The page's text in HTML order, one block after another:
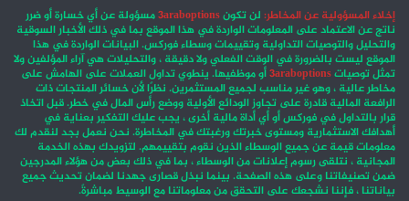
إخلاء المسؤولية عن المخاطر: لن تكون3araboptionsمسؤولة عن أي خسارة أو ضرر
ناتج عن الاعتماد على المعلومات الواردة في هذا الموقع بما في ذلك الأخبار السوقية
والتحليل والتوصيات التداولية وتقييمات وسطاء فوركس. البيانات الواردة في هذا
الموقع ليست بالضرورة في الوقت الفعلي ولا دقيقة ، والتحليلات هي آراء المؤلفين ولا
تمثل توصيات3araboptionsأو موظفيها. ينطوي تداول العملات على الهامش على
مخاطر عالية ، وهو غير مناسب لجميع المستثمرين. نظرًا لأن خسائر المنتجات ذات
الرافعة المالية قادرة على تجاوز الودائع الأولية ووضع رأس المال في خطر. قبل اتخاذ
قرار بالتداول في فوركس أو أي أداة مالية أخرى ، يجب عليك التفكير بعناية في
أهدافك الاستثمارية ومستوى خبرتك ورغبتك في المخاطرة. نحن نعمل بجد لنقدم لك
معلومات قيمة عن جميع الوسطاء الذين نقوم بتقييمهم. لتزويدك بهذه الخدمة
المجانية ، نتلقى رسوم إعلانات من الوسطاء ، بما في ذلك بعض من هؤلاء المدرجين
ضمن تصنيفاتنا وعلى هذه الصفحة. بينما نبذل قصارى جهدنا لضمان تحديث جميع
بياناتنا ، فإننا نشجعك على التحقق من معلوماتنا مع الوسيط مباشرةً.